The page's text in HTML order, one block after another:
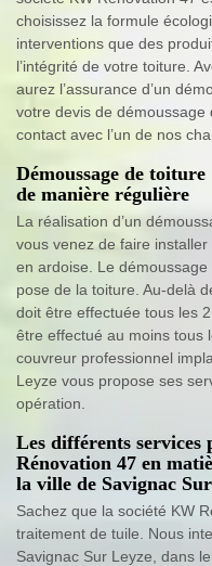
choisissez la formule
interventions que des
l’intégrité de votre toiture.
aurez l’assurance d’un
votre devis de
contact avec l’un de nos
Démoussage de
de manière régulière
La réalisation d’un
vous venez de faire
en ardoise. Le démoussage
pose de la toiture. Au-delà
doit être effectuée tous les
être effectué au moins tous
couvreur professionnel
Leyze vous propose ses
opération.
Les différents services
Rénovation 47 en
la ville de Savignac
Sachez que la société KW
traitement de tuile. Nous
Savignac Sur Leyze, dans